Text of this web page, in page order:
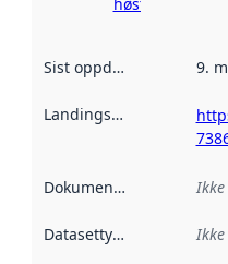
Sist oppdatert 9.
Landingsside
Dokumentasjon
Datasettype